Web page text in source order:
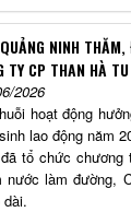
NINH
TY CP THAN HÀ TU
2026
hoạt động
lao động năm
tổ chức
làm đường,